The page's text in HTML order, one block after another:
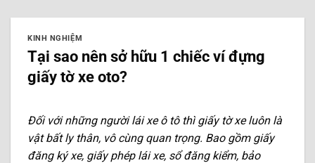
KINH NGHIỆM
Tại sao nên sở hữu 1 chiếc ví đựng
giấy tờ xe oto?
Đối với những người lái xe ô tô thì giấy tờ xe luôn là
vật bất ly thân, vô cùng quan trọng. Bao gồm giấy
đăng ký xe, giấy phép lái xe, sổ đăng kiểm, bảo